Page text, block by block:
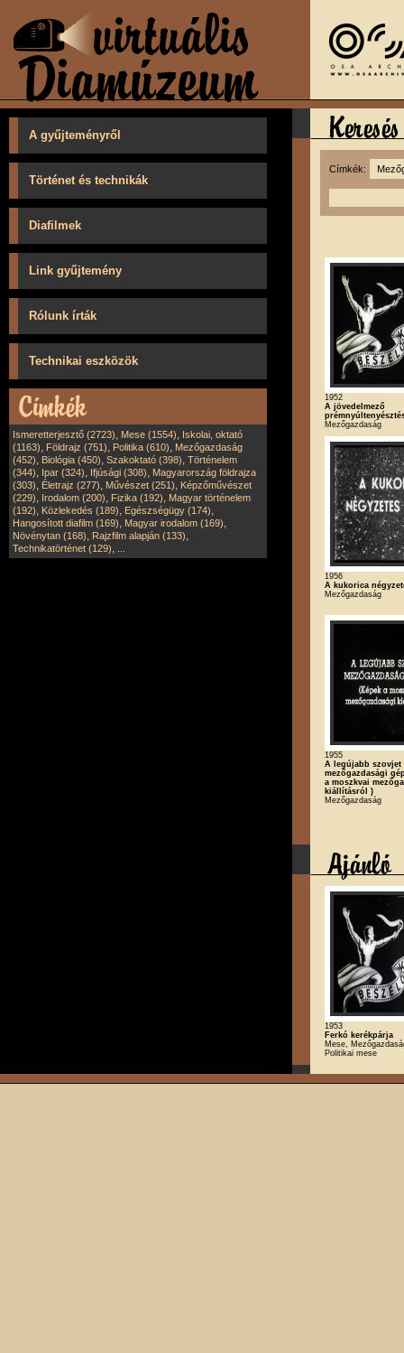
A gyűjteményről
Történet és technikák
Diafilmek
Link gyűjtemény
Rólunk írták
Technikai eszközök
Ismeretterjesztő (2723), Mese (1554), Iskolai, oktató
(1163), Földrajz (751), Politika (610), Mezőgazdaság
(452), Biológia (450), Szakoktató (398), Történelem
(344), Ipar (324), Ifjúsági (308), Magyarország földrajza
(303), Életrajz (277), Művészet (251), Képzőművészet
(229), Irodalom (200), Fizika (192), Magyar történelem
(192), Közlekedés (189), Egészségügy (174),
Hangosított diafilm (169), Magyar irodalom (169),
Növénytan (168), Rajzfilm alapján (133),
Technikatörténet (129),
Címkék:
1952
A jövedelmező
Mezőgazdaság
1956
A kukorica
Mezőgazdaság
1955
A legújabb szovjet
mezőgazdasági
a moszkvai
kiállításról )
Mezőgazdaság
1953
Ferkó kerékpárja
Mese,
Politikai mese